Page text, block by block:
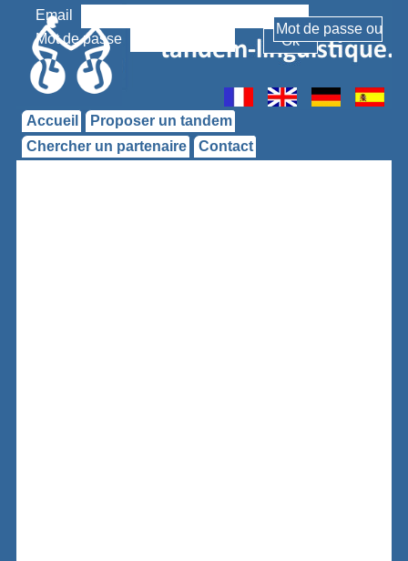
Email
Mot de passe
Accueil
Proposer un tandem
Chercher un partenaire
Contact